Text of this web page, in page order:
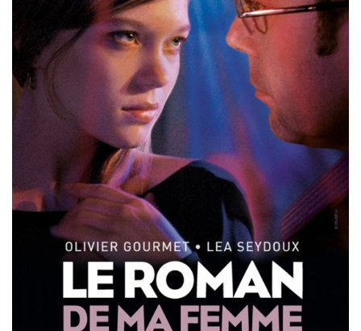
Oorlogsfilm
Romantische komedie